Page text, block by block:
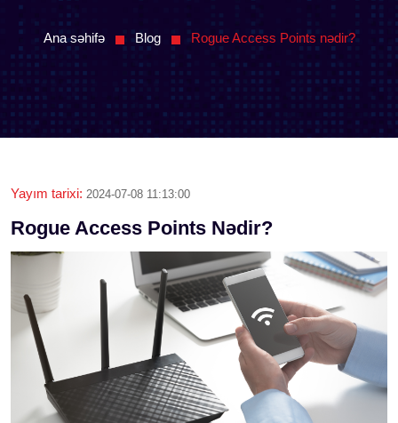
Ana səhifə Blog Rogue Access Points nədir?
Yayım tarixi: 2024-07-08 11:13:00
Rogue Access Points Nədir?